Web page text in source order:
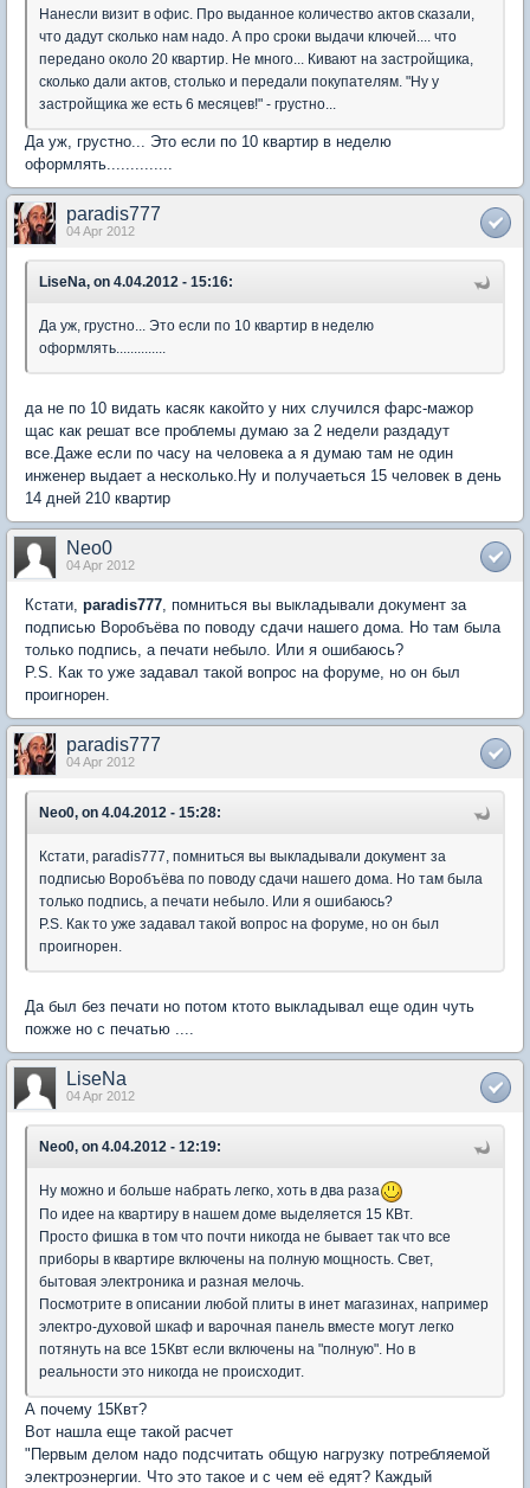
Нанесли визит в офис. Про выданное количество актов сказали,
что дадут сколько нам надо. А про сроки выдачи ключей.... что
передано около 20 квартир. Не много... Кивают на застройщика,
сколько дали актов, столько и передали покупателям. "Ну у
застройщика же есть 6 месяцев!" - грустно...
Да уж, грустно... Это если по 10 квартир в неделю
оформлять..............
paradis777
04 Apr 2012
LiseNa, on 4.04.2012 - 15:16:
Да уж, грустно... Это если по 10 квартир в неделю
оформлять..............
да не по 10 видать касяк какойто у них случился фарс-мажор
щас как решат все проблемы думаю за 2 недели раздадут
все.Даже если по часу на человека а я думаю там не один
инженер выдает а несколько.Ну и получаеться 15 человек в день
14 дней 210 квартир
Neo0
04 Apr 2012
Кстати, paradis777 , помниться вы выкладывали документ за
подписью Воробъёва по поводу сдачи нашего дома. Но там была
только подпись, а печати небыло. Или я ошибаюсь?
P.S. Как то уже задавал такой вопрос на форуме, но он был
проигнорен.
paradis777
04 Apr 2012
Neo0, on 4.04.2012 - 15:28:
Кстати, paradis777, помниться вы выкладывали документ за
подписью Воробъёва по поводу сдачи нашего дома. Но там была
только подпись, а печати небыло. Или я ошибаюсь?
P.S. Как то уже задавал такой вопрос на форуме, но он был
проигнорен.
Да был без печати но потом ктото выкладывал еще один чуть
пожже но с печатью ....
LiseNa
04 Apr 2012
Neo0, on 4.04.2012 - 12:19:
Ну можно и больше набрать легко, хоть в два раза
По идее на квартиру в нашем доме выделяется 15 КВт.
Просто фишка в том что почти никогда не бывает так что все
приборы в квартире включены на полную мощность. Свет,
бытовая электроника и разная мелочь.
Посмотрите в описании любой плиты в инет магазинах, например
электро-духовой шкаф и варочная панель вместе могут легко
потянуть на все 15Квт если включены на "полную". Но в
реальности это никогда не происходит.
А почему 15Квт?
Вот нашла еще такой расчет
"Первым делом надо подсчитать общую нагрузку потребляемой
электроэнергии. Что это такое и с чем её едят? Каждый